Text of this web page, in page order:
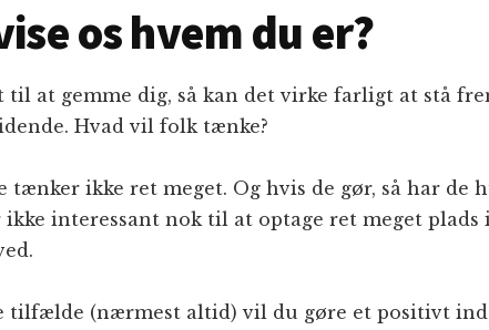
os hvem du er?
til at gemme dig, så kan det virke farligt at stå
Hvad vil folk tænke?
ikke ret meget. Og hvis de gør, så har de
ikke interessant nok til at optage ret meget plads
tilfælde (nærmest altid) vil du gøre et positivt